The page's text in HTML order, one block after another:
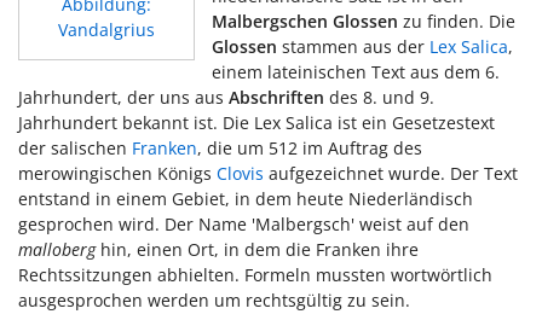
Vandalgrius
Malbergschen Glossen zu finden. Die
Glossenstammen aus der Lex Salica,
einem lateinischen Text aus dem 6.
Jahrhundert, der uns aus Abschriften des 8. und 9.
Jahrhundert bekannt ist. Die Lex Salica ist ein Gesetzestext
der salischen Franken, die um 512 im Auftrag des
merowingischen Königs Clovis aufgezeichnet wurde. Der Text
entstand in einem Gebiet, in dem heute Niederländisch
gesprochen wird. Der Name 'Malbergsch' weist auf den
malloberghin, einen Ort, in dem die Franken ihre
Rechtssitzungen abhielten. Formeln mussten wortwörtlich
ausgesprochen werden um rechtsgültig zu sein.